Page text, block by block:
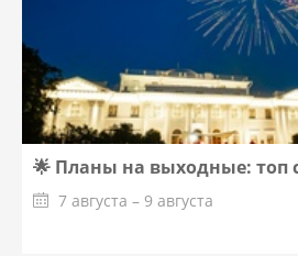
🌟 Планы на выходные: топ
7 августа – 9 августа